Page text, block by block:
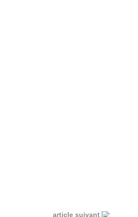
article suivant